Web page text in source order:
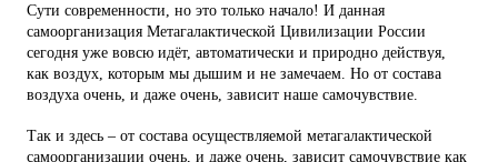
Сути современности, но это только начало! И данная
самоорганизация Метагалактической Цивилизации России
сегодня уже вовсю идёт, автоматически и природно действуя,
как воздух, которым мы дышим и не замечаем. Но от состава
воздуха очень, и даже очень, зависит наше самочувствие.
Так и здесь – от состава осуществляемой метагалактической
самоорганизации очень, и даже очень, зависит самочувствие как